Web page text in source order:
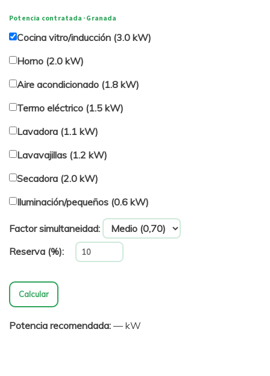
Potencia contratada · Granada
Cocina vitro/inducción (3.0 kW)
Horno (2.0 kW)
Aire acondicionado (1.8 kW)
Termo eléctrico (1.5 kW)
Lavadora (1.1 kW)
Lavavajillas (1.2 kW)
Secadora (2.0 kW)
Iluminación/pequeños (0.6 kW)
Factor simultaneidad:
Reserva (%):
Calcular
Potencia recomendada: — kW